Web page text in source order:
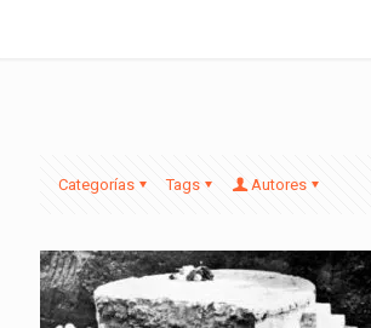
Categorías Tags Autores